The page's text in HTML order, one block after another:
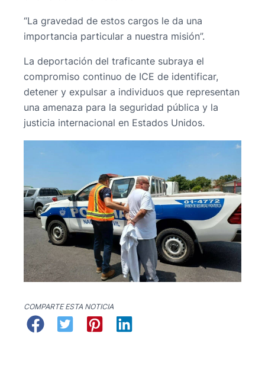
“La gravedad de estos cargos le da una
importancia particular a nuestra misión”.
La deportación del traficante subraya el
compromiso continuo de ICE de identificar,
detener y expulsar a individuos que representan
una amenaza para la seguridad pública y la
justicia internacional en Estados Unidos.
COMPARTE ESTA NOTICIA